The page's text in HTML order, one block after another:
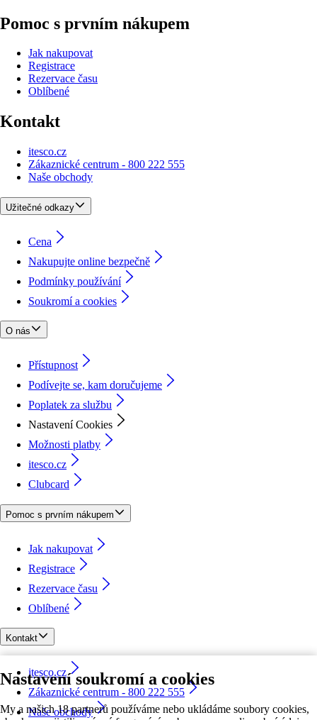
Nastavení soukromí a cookies
My a našich 18 partnerů používáme nebo ukládáme soubory cookies,
Pomoc s prvním nákupem
Jak nakupovat
Registrace
Rezervace času
Oblíbené
Kontakt
itesco.cz
Zákaznické centrum - 800 222 555
Naše obchody
Užitečné odkazy
Cena
Nakupujte online bezpečně
Podmínky používání
Soukromí a cookies
O nás
Přístupnost
Podívejte se, kam doručujeme
Poplatek za službu
Nastavení Cookies
Možnosti platby
itesco.cz
Clubcard
Pomoc s prvním nákupem
Jak nakupovat
Registrace
Rezervace času
Oblíbené
Kontakt
itesco.cz
Zákaznické centrum - 800 222 555
Naše obchody